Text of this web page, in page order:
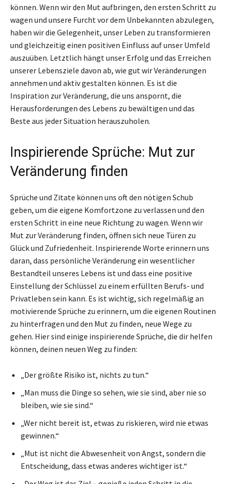
können. Wenn wir den Mut aufbringen, den ersten Schritt zu
wagen und unsere Furcht vor dem Unbekannten abzulegen,
haben wir die Gelegenheit, unser Leben zu transformieren
und gleichzeitig einen positiven Einfluss auf unser Umfeld
auszuüben. Letztlich hängt unser Erfolg und das Erreichen
unserer Lebensziele davon ab, wie gut wir Veränderungen
annehmen und aktiv gestalten können. Es ist die
Inspiration zur Veränderung, die uns anspornt, die
Herausforderungen des Lebens zu bewältigen und das
Beste aus jeder Situation herauszuholen.
Inspirierende Sprüche: Mut zur
Veränderung finden
Sprüche und Zitate können uns oft den nötigen Schub
geben, um die eigene Komfortzone zu verlassen und den
ersten Schritt in eine neue Richtung zu wagen. Wenn wir
Mut zur Veränderung finden, öffnen sich neue Türen zu
Glück und Zufriedenheit. Inspirierende Worte erinnern uns
daran, dass persönliche Veränderung ein wesentlicher
Bestandteil unseres Lebens ist und dass eine positive
Einstellung der Schlüssel zu einem erfüllten Berufs- und
Privatleben sein kann. Es ist wichtig, sich regelmäßig an
motivierende Sprüche zu erinnern, um die eigenen Routinen
zu hinterfragen und den Mut zu finden, neue Wege zu
gehen. Hier sind einige inspirierende Sprüche, die dir helfen
können, deinen neuen Weg zu finden:
„Der größte Risiko ist, nichts zu tun.“
„Man muss die Dinge so sehen, wie sie sind, aber nie so
bleiben, wie sie sind.“
„Wer nicht bereit ist, etwas zu riskieren, wird nie etwas
gewinnen.“
„Mut ist nicht die Abwesenheit von Angst, sondern die
Entscheidung, dass etwas anderes wichtiger ist.“